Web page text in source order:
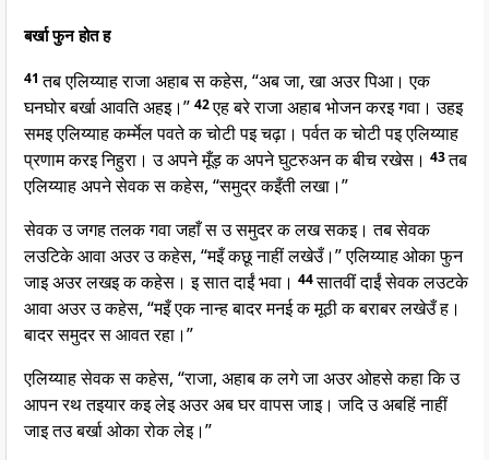
बर्खा फुन होत ह
41तब एलिय्याह राजा अहाब स कहेस, “अब जा, खा अउर पिआ। एक
घनघोर बर्खा आवति अहइ।” 42एह बरे राजा अहाब भोजन करइ गवा। उहइ
समइ एलिय्याह कर्म्मेल पवते क चोटी पइ चढ़ा। पर्वत क चोटी पइ एलिय्याह
प्रणाम करइ निहुरा। उ अपने मूँड़ क अपने घुटरुअन क बीच रखेस। 43तब
एलिय्याह अपने सेवक स कहेस, “समुद्र कइँती लखा।”
सेवक उ जगह तलक गवा जहाँ स उ समुदर क लख सकइ। तब सेवक
लउटिके आवा अउर उ कहेस, “मइँ कछू नाहीं लखेउँ।” एलिय्याह ओका फुन
जाइ अउर लखइ क कहेस। इ सात दाईं भवा। 44सातवीं दाईं सेवक लउटके
आवा अउर उ कहेस, “मइँ एक नान्ह बादर मनई क मूठी क बराबर लखेउँ ह।
बादर समुदर स आवत रहा।”
एलिय्याह सेवक स कहेस, “राजा, अहाब क लगे जा अउर ओहसे कहा कि उ
आपन रथ तइयार कइ लेइ अउर अब घर वापस जाइ। जदि उ अबहिं नाहीं
जाइ तउ बर्खा ओका रोक लेइ।”